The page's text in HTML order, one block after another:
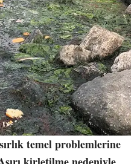
temel problemlerine